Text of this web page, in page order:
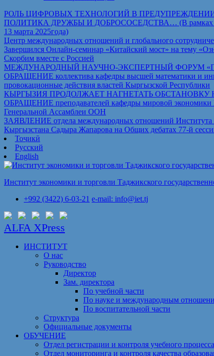
РОЛЬ ЦИФРОВЫХ ТЕХНОЛОГИЙ В
ПОЛИТИКА ДРУЖБЫ И ДОБРОСОСЕДСТВА… (В рамках
13 марта 2025года)
Центр международных отношений и глобального
Завершился Онлайн-семинар «Китайский мост» на тему
Скорбим вместе с Россией
МЕЖДУНАРОДНЫЙ НАУЧНО-ЭКСПЕРТНЫЙ ФОРУМ
ОБРАЩЕНИЕ коллектива кафедры высшей математики и
провокационные действия властей Кыргызской Республики
КЫРГЫЗИЯ ПРОДОЛЖАЕТ НАГНЕТАТЬ
ОБРАЩЕНИЕ преподавателей кафедры мировой экономики
Генеральной Ассамблеи ООН
ЗАЯВЛЕНИЕ отдела международных отношений Института
Кыргызстана Садыра Жапарова на Общих дебатах 77-й
Тоҷикӣ
Русский
English
Институт экономики и торговли Таджикского
+992 (3422) 6-03-21 e-mail: info@iet.tj
ALFA XPress
ИНСТИТУТ
О нас
Руководство
Директор
Зам. директора
По учебной части
По науке и международным
По воспитательной части
Структура
Официальные документы
ОБУЧЕНИЕ
Отдел регистрации и контроля учебного процесса
Отдел мониторинга и контроля качества